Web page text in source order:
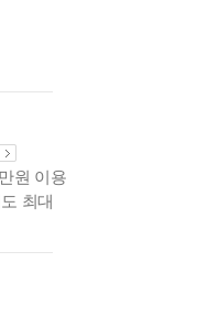
원 이용
최대